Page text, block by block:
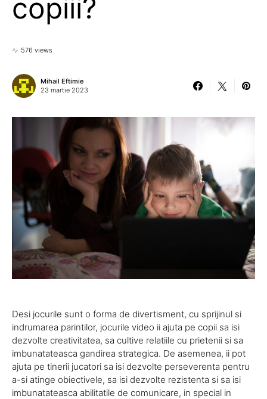
copiii?
576 views
Mihail Eftimie
23 martie 2023
Desi jocurile sunt o forma de divertisment, cu sprijinul si
indrumarea parintilor, jocurile video ii ajuta pe copii sa isi
dezvolte creativitatea, sa cultive relatiile cu prietenii si sa
imbunatateasca gandirea strategica. De asemenea, ii pot
ajuta pe tinerii jucatori sa isi dezvolte perseverenta pentru
a-si atinge obiectivele, sa isi dezvolte rezistenta si sa isi
imbunatateasca abilitatile de comunicare, in special in